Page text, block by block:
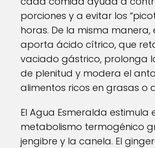
porciones y a evitar los
horas. De la misma manera,
aporta ácido cítrico, que
vaciado gástrico, prolonga
de plenitud y modera el
alimentos ricos en grasas o
El Agua Esmeralda estimula
metabolismo termogénico
jengibre y la canela. El